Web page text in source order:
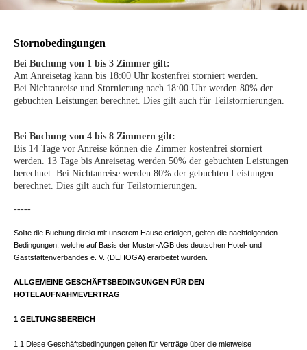
Stornobedingungen
Bei Buchung von 1 bis 3 Zimmer gilt:
Am Anreisetag kann bis 18:00 Uhr kostenfrei storniert werden.
Bei Nichtanreise und Stornierung nach 18:00 Uhr werden 80% der
gebuchten Leistungen berechnet. Dies gilt auch für Teilstornierungen.
Bei Buchung von 4 bis 8 Zimmern gilt:
Bis 14 Tage vor Anreise können die Zimmer kostenfrei storniert
werden. 13 Tage bis Anreisetag werden 50% der gebuchten Leistungen
berechnet. Bei Nichtanreise werden 80% der gebuchten Leistungen
berechnet. Dies gilt auch für Teilstornierungen.
-----
Sollte die Buchung direkt mit unserem Hause erfolgen, gelten die nachfolgenden
Bedingungen, welche auf Basis der Muster-AGB des deutschen Hotel- und
Gaststättenverbandes e. V. (DEHOGA) erarbeitet wurden.
ALLGEMEINE GESCHÄFTSBEDINGUNGEN FÜR DEN
HOTELAUFNAHMEVERTRAG
1 GELTUNGSBEREICH
1.1 Diese Geschäftsbedingungen gelten für Verträge über die mietweise